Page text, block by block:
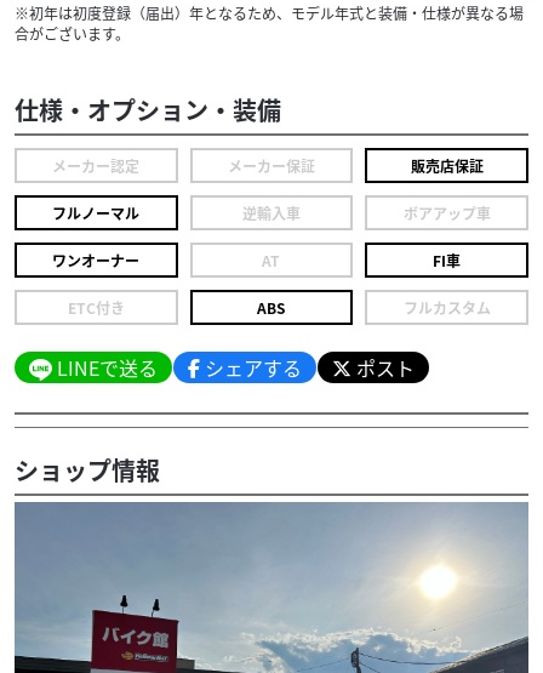
※初年は初度登録（届出）年となるため、モデル年式と装備・仕様が異なる場
合がございます。
仕様・オプション・装備
メーカー認定 メーカー保証 販売店保証
フルノーマル 逆輸入車 ボアアップ車
ワンオーナー AT FI車
ETC付き ABS フルカスタム
LINEで送る シェアする ポスト
ショップ情報